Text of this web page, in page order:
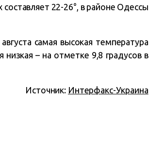
22-26°, в районе Одессы
самая высокая температура
– на отметке 9,8 градусов в
Источник: Интерфакс-Украина